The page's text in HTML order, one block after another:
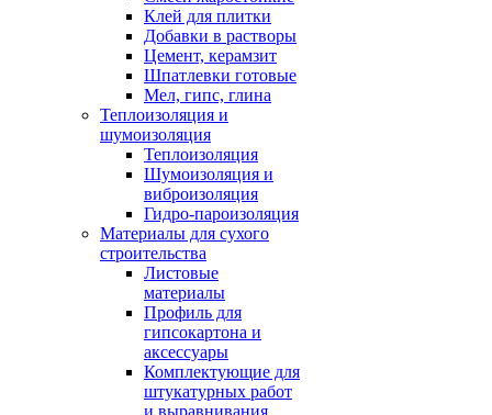
Клей для плитки
Добавки в растворы
Цемент, керамзит
Шпатлевки готовые
Мел, гипс, глина
Теплоизоляция и
шумоизоляция
Теплоизоляция
Шумоизоляция и
виброизоляция
Гидро-пароизоляция
Материалы для сухого
строительства
Листовые
материалы
Профиль для
гипсокартона и
аксессуары
Комплектующие для
штукатурных работ
и выравнивания